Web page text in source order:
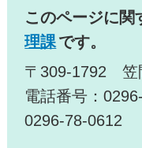
このページに関
理課です。
〒309-1792 笠
電話番号：
0296-78-0612